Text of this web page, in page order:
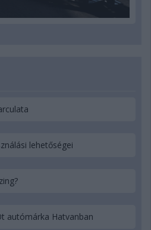
lehetőségei
autómárka Hatvanban